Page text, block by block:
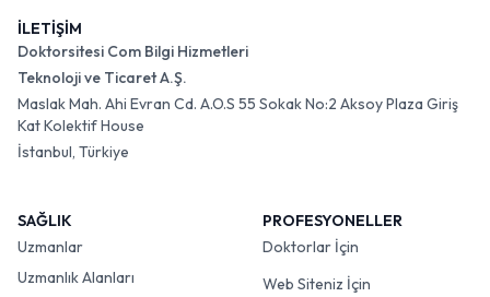
İLETİŞİM
Doktorsitesi Com Bilgi Hizmetleri
Teknoloji ve Ticaret A.Ş.
Maslak Mah. Ahi Evran Cd. A.O.S 55 Sokak No:2 Aksoy Plaza Giriş
Kat Kolektif House
İstanbul, Türkiye
SAĞLIK
Uzmanlar
Uzmanlık Alanları
PROFESYONELLER
Doktorlar İçin
Web Siteniz İçin